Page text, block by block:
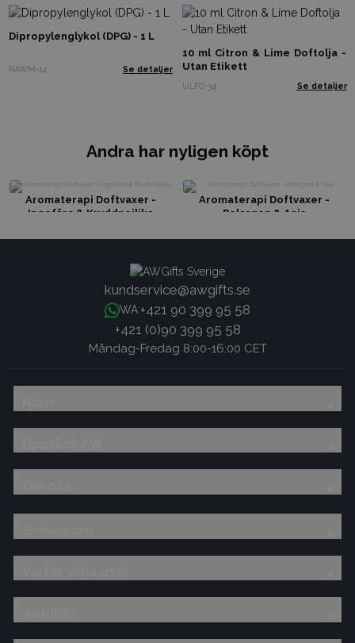
Dipropylenglykol (DPG) - 1 L
RAWM-14 Se detaljer
10 ml Citron & Lime Doftolja -
Utan Etikett
ULFO-34 Se detaljer
Andra har nyligen köpt
Aromaterapi Doftvaxer -
Ingefära & Kryddnejlika
Aromaterapi Doftvaxer -
Pelargon & Anis
kundservice@awgifts.se
WA:+421 90 399 95 58
+421 (0)90 399 95 58
Måndag-Fredag 8:00-16:00 CET